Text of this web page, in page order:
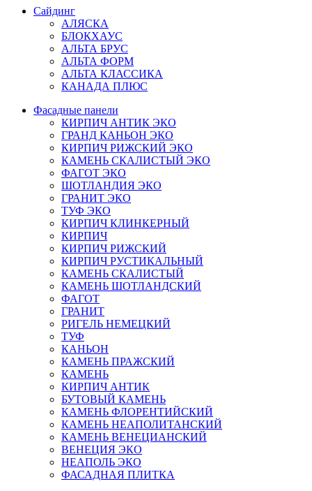
Сайдинг
АЛЯСКА
БЛОКХАУС
АЛЬТА БРУС
АЛЬТА ФОРМ
АЛЬТА КЛАССИКА
КАНАДА ПЛЮС
Фасадные панели
КИРПИЧ АНТИК ЭКО
ГРАНД КАНЬОН ЭКО
КИРПИЧ РИЖСКИЙ ЭКО
КАМЕНЬ СКАЛИСТЫЙ ЭКО
ФАГОТ ЭКО
ШОТЛАНДИЯ ЭКО
ГРАНИТ ЭКО
ТУФ ЭКО
КИРПИЧ КЛИНКЕРНЫЙ
КИРПИЧ
КИРПИЧ РИЖСКИЙ
КИРПИЧ РУСТИКАЛЬНЫЙ
КАМЕНЬ СКАЛИСТЫЙ
КАМЕНЬ ШОТЛАНДСКИЙ
ФАГОТ
ГРАНИТ
РИГЕЛЬ НЕМЕЦКИЙ
ТУФ
КАНЬОН
КАМЕНЬ ПРАЖСКИЙ
КАМЕНЬ
КИРПИЧ АНТИК
БУТОВЫЙ КАМЕНЬ
КАМЕНЬ ФЛОРЕНТИЙСКИЙ
КАМЕНЬ НЕАПОЛИТАНСКИЙ
КАМЕНЬ ВЕНЕЦИАНСКИЙ
ВЕНЕЦИЯ ЭКО
НЕАПОЛЬ ЭКО
ФАСАДНАЯ ПЛИТКА